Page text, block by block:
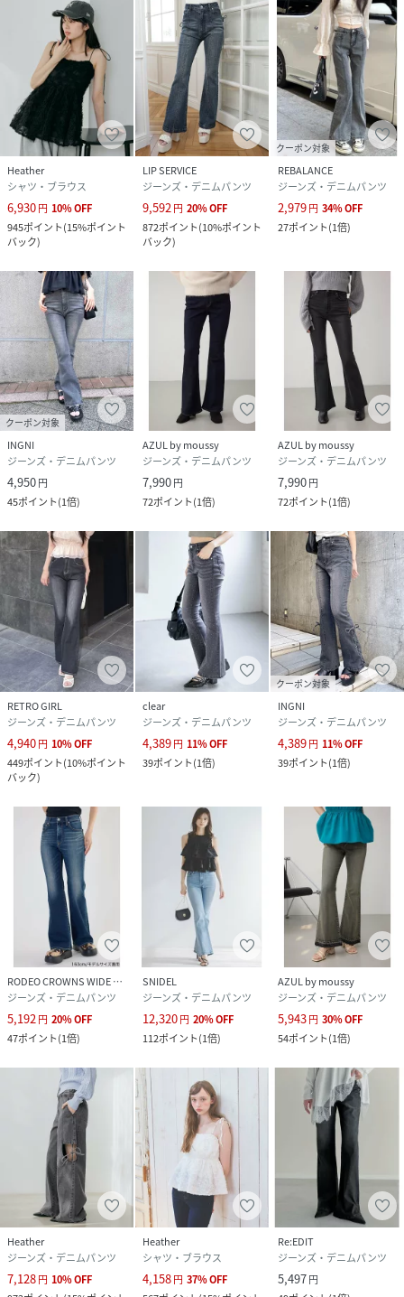
Heather
シャツ・ブラウス
6,930円 10%OFF
945ポイント(15%ポイント
バック)
LIP SERVICE
ジーンズ・デニムパンツ
9,592 円 20%OFF
872ポイント(10%ポイント
バック)
クーポン対象
REBALANCE
ジーンズ・デニムパンツ
2,979円 34%OFF
27ポイント(1倍)
クーポン対象
INGNI
ジーンズ・デニムパンツ
4,950円
45ポイント(1倍)
AZUL by moussy
ジーンズ・デニムパンツ
7,990円
72ポイント(1倍)
AZUL by moussy
ジーンズ・デニムパンツ
7,990円
72ポイント(1倍)
RETRO GIRL
ジーンズ・デニムパンツ
4,940円 10%OFF
449ポイント(10%ポイント
バック)
clear
ジーンズ・デニムパンツ
4,389円 11%OFF
39ポイント(1倍)
クーポン対象
INGNI
ジーンズ・デニムパンツ
4,389円 11%OFF
39ポイント(1倍)
RODEO CROWNS WIDE BOWL
ジーンズ・デニムパンツ
5,192 円 20%OFF
47ポイント(1倍)
SNIDEL
ジーンズ・デニムパンツ
12,320円 20%OFF
112ポイント(1倍)
AZUL by moussy
ジーンズ・デニムパンツ
5,943円 30%OFF
54ポイント(1倍)
Heather
ジーンズ・デニムパンツ
7,128円 10%OFF
Heather
シャツ・ブラウス
4,158円 37%OFF
Re:EDIT
ジーンズ・デニムパンツ
5,497円